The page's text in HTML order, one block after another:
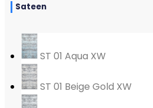
Sateen
ST 01 Aqua XW
ST 01 Beige Gold XW